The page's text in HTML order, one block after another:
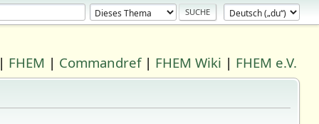
| FHEM | Commandref| FHEM Wiki | FHEM e.V.